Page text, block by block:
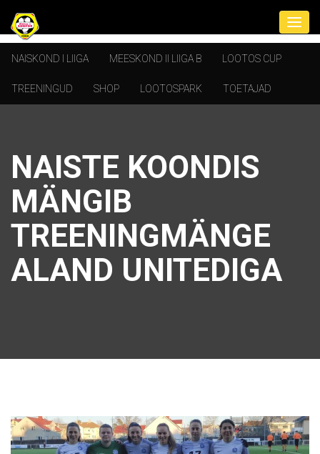
NAISKOND I LIIGA MEESKOND II LIIGA B LOOTOS CUP
TREENINGUD SHOP LOOTOSPARK TOETAJAD
NAISTE KOONDIS
MÄNGIB
TREENINGMÄNGE
ALAND UNITEDIGA